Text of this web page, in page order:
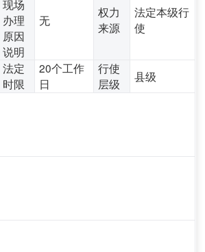
现场
办理
原因
说明
无
权力
来源
法定本级行
使
法定
时限
20个工作
日
行使
层级
县级